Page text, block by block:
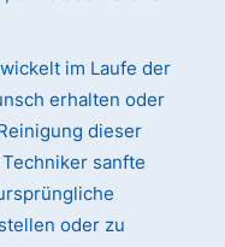
im Laufe der
erhalten oder
dieser
sanfte
oder zu